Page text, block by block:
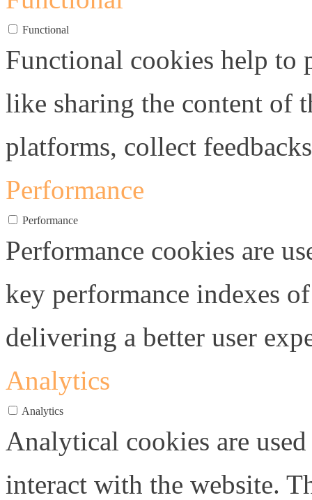
Functional
Functional cookies help to
like sharing the content of
platforms, collect
Performance
Performance
Performance cookies are
key performance indexes
delivering a better user
Analytics
Analytics
Analytical cookies are
interact with the website.